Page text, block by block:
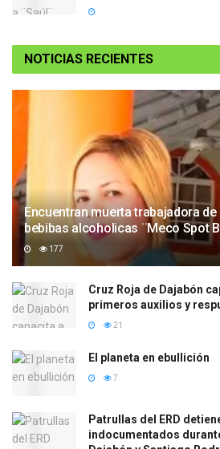
NOTICIAS RECIENTES
Encuentran muerta trabajadora
bebibas alcoholicas ¨Meco Spot
177
Cruz Roja de Dajabón
primeros auxilios y
21
El planeta en ebullición
7
Patrullas del ERD
indocumentados